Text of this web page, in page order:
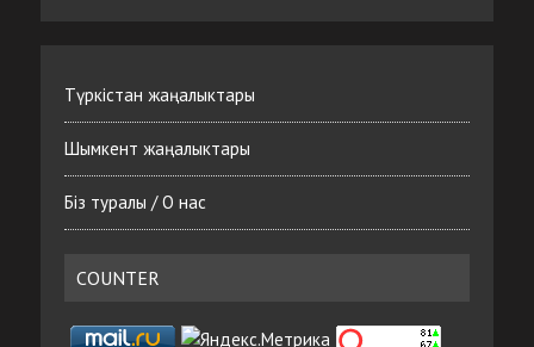
Түркістан жаңалыктары
Шымкент жаңалыктары
Біз туралы / О нас
COUNTER